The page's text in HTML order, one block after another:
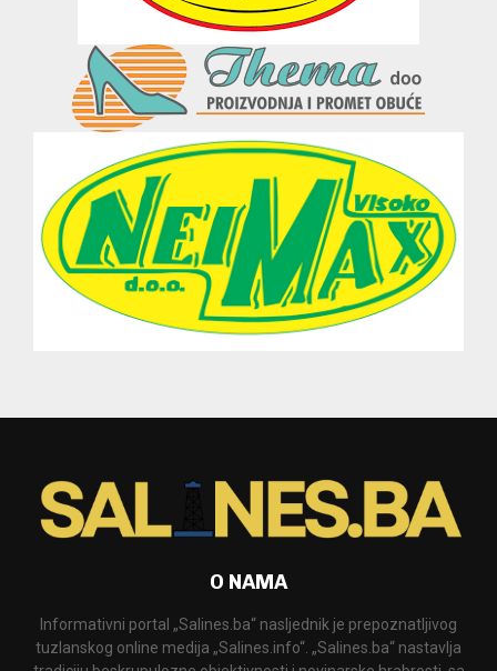
O NAMA
Informativni portal „Salines.ba“ nasljednik je prepoznatljivog
tuzlanskog online medija „Salines.info“. „Salines.ba“ nastavlja